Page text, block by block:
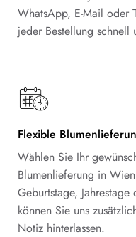
WhatsApp, E-Mail oder
jeder Bestellung schnell
Flexible
Wählen Sie Ihr
Blumenlieferung in
Geburtstage,
können Sie uns
Notiz hinterlassen.